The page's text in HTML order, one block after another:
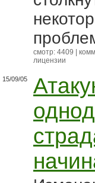
смотр: 4409 |
лицензии
15/09/05